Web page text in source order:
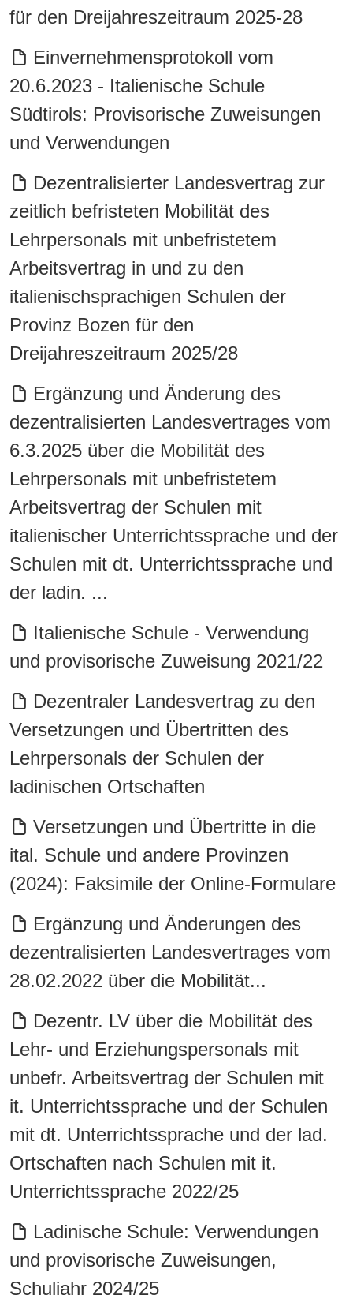
für den Dreijahreszeitraum 2025-28
Einvernehmensprotokoll vom
20.6.2023 - Italienische Schule
Südtirols: Provisorische Zuweisungen
und Verwendungen
Dezentralisierter Landesvertrag zur
zeitlich befristeten Mobilität des
Lehrpersonals mit unbefristetem
Arbeitsvertrag in und zu den
italienischsprachigen Schulen der
Provinz Bozen für den
Dreijahreszeitraum 2025/28
Ergänzung und Änderung des
dezentralisierten Landesvertrages vom
6.3.2025 über die Mobilität des
Lehrpersonals mit unbefristetem
Arbeitsvertrag der Schulen mit
italienischer Unterrichtssprache und der
Schulen mit dt. Unterrichtssprache und
der ladin. ...
Italienische Schule - Verwendung
und provisorische Zuweisung 2021/22
Dezentraler Landesvertrag zu den
Versetzungen und Übertritten des
Lehrpersonals der Schulen der
ladinischen Ortschaften
Versetzungen und Übertritte in die
ital. Schule und andere Provinzen
(2024): Faksimile der Online-Formulare
Ergänzung und Änderungen des
dezentralisierten Landesvertrages vom
28.02.2022 über die Mobilität...
Dezentr. LV über die Mobilität des
Lehr- und Erziehungspersonals mit
unbefr. Arbeitsvertrag der Schulen mit
it. Unterrichtssprache und der Schulen
mit dt. Unterrichtssprache und der lad.
Ortschaften nach Schulen mit it.
Unterrichtssprache 2022/25
Ladinische Schule: Verwendungen
und provisorische Zuweisungen,
Schuljahr 2024/25